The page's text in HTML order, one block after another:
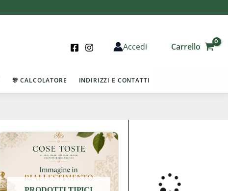
Accedi Carrello
🎊 CALCOLATORE INDIRIZZI E CONTATTI